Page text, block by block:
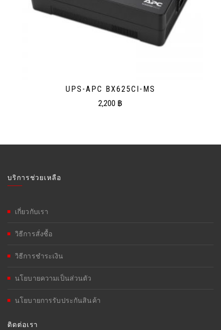
UPS-APC BX625CI-MS
2,200 ฿
บริการช่วยเหลือ
เกี่ยวกับเรา
วิธีการสั่งซื้อ
วิธีการชำระเงิน
นโยบายความเป็นส่วนตัว
นโยบายการรับประกันสินค้า
ติดต่อเรา